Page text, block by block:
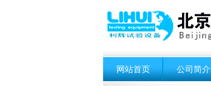
网站首页 公司简介